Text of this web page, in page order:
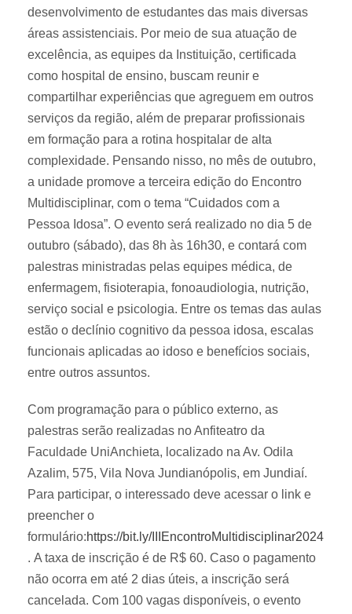
desenvolvimento de estudantes das mais diversas
áreas assistenciais. Por meio de sua atuação de
excelência, as equipes da Instituição, certificada
como hospital de ensino, buscam reunir e
compartilhar experiências que agreguem em outros
serviços da região, além de preparar profissionais
em formação para a rotina hospitalar de alta
complexidade. Pensando nisso, no mês de outubro,
a unidade promove a terceira edição do Encontro
Multidisciplinar, com o tema “Cuidados com a
Pessoa Idosa”. O evento será realizado no dia 5 de
outubro (sábado), das 8h às 16h30, e contará com
palestras ministradas pelas equipes médica, de
enfermagem, fisioterapia, fonoaudiologia, nutrição,
serviço social e psicologia. Entre os temas das aulas
estão o declínio cognitivo da pessoa idosa, escalas
funcionais aplicadas ao idoso e benefícios sociais,
entre outros assuntos.
Com programação para o público externo, as
palestras serão realizadas no Anfiteatro da
Faculdade UniAnchieta, localizado na Av. Odila
Azalim, 575, Vila Nova Jundianópolis, em Jundiaí.
Para participar, o interessado deve acessar o link e
preencher o
formulário:https://bit.ly/IIIEncontroMultidisciplinar2024
. A taxa de inscrição é de R$ 60. Caso o pagamento
não ocorra em até 2 dias úteis, a inscrição será
cancelada. Com 100 vagas disponíveis, o evento